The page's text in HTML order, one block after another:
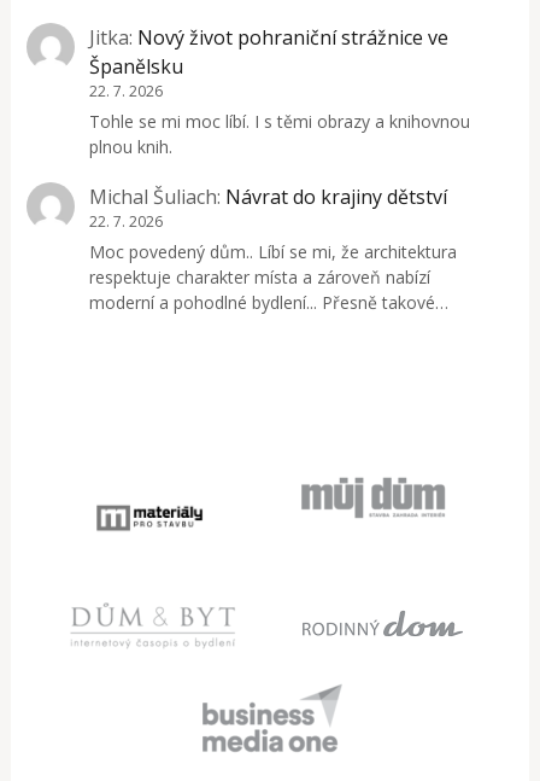
Jitka: Nový život pohraniční strážnice ve
Španělsku
22. 7. 2026
Tohle se mi moc líbí. I s těmi obrazy a knihovnou
plnou knih.
Michal Šuliach: Návrat do krajiny dětství
22. 7. 2026
Moc povedený dům.. Líbí se mi, že architektura
respektuje charakter místa a zároveň nabízí
moderní a pohodlné bydlení... Přesně takové…